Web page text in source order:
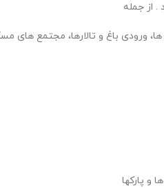
. از جمله
ورودی باغ و تالارها، مجتمع های
و پارکها